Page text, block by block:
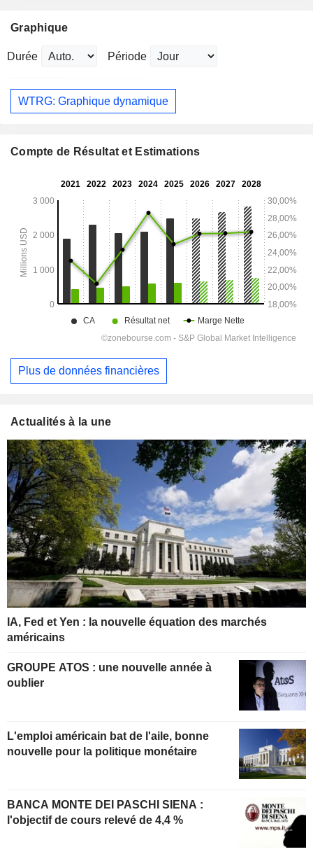
Graphique
Durée Période
WTRG: Graphique dynamique
Compte de Résultat et Estimations
Plus de données financières
Actualités à la une
IA, Fed et Yen : la nouvelle équation des marchés
américains
GROUPE ATOS : une nouvelle année à
oublier
L'emploi américain bat de l'aile, bonne
nouvelle pour la politique monétaire
BANCA MONTE DEI PASCHI SIENA :
l'objectif de cours relevé de 4,4 %